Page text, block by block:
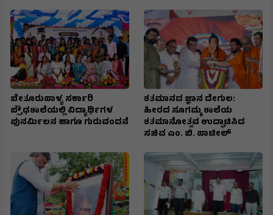
ಬೇತೂರುಪಾಳ್ಯ ಸರ್ಕಾರಿ
ಪ್ರೌಢಶಾಲೆಯಲ್ಲಿ ವಿದ್ಯಾರ್ಥಿಗಳ
ಪುನರ್ಮಿಲನ ಹಾಗೂ ಗುರುವಂದನೆ
ಶತಮಾನದ ಜ್ಞಾನ ದೇಗುಲ:
ಹೀರದ ಸೂಗಮ್ಮ ಶಾಲೆಯ
ಶತಮಾನೋತ್ಸವ ಉದ್ಘಾಟಿಸಿದ
ಸಚಿವ ಎಂ. ಬಿ. ಪಾಟೀಲ್